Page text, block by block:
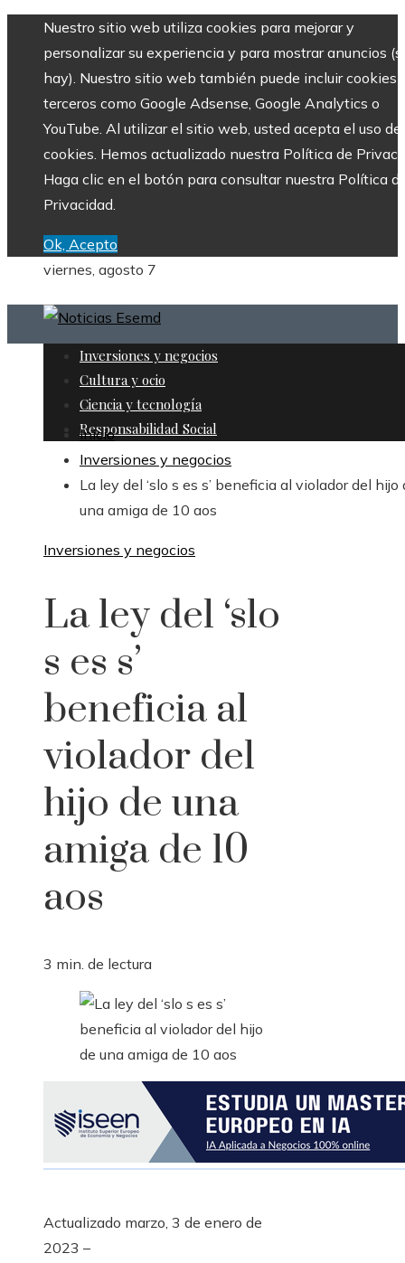
Nuestro sitio web utiliza cookies para mejorar y
personalizar su experiencia y para mostrar anuncios
hay). Nuestro sitio web también puede incluir cookies
terceros como Google Adsense, Google Analytics o
YouTube. Al utilizar el sitio web, usted acepta el uso de
cookies. Hemos actualizado nuestra Política de
Haga clic en el botón para consultar nuestra Política
Privacidad.
Ok, Acepto
viernes, agosto 7
Inversiones y negocios
Cultura y ocio
Ciencia y tecnología
Responsabilidad Social
Inicio
Inversiones y negocios
La ley del ‘slo s es s’ beneficia al violador del hijo
una amiga de 10 aos
Inversiones y negocios
La ley del ‘slo
s es s’
beneficia al
violador del
hijo de una
amiga de 10
aos
3 min. de lectura
Actualizado marzo, 3 de enero de
2023 –